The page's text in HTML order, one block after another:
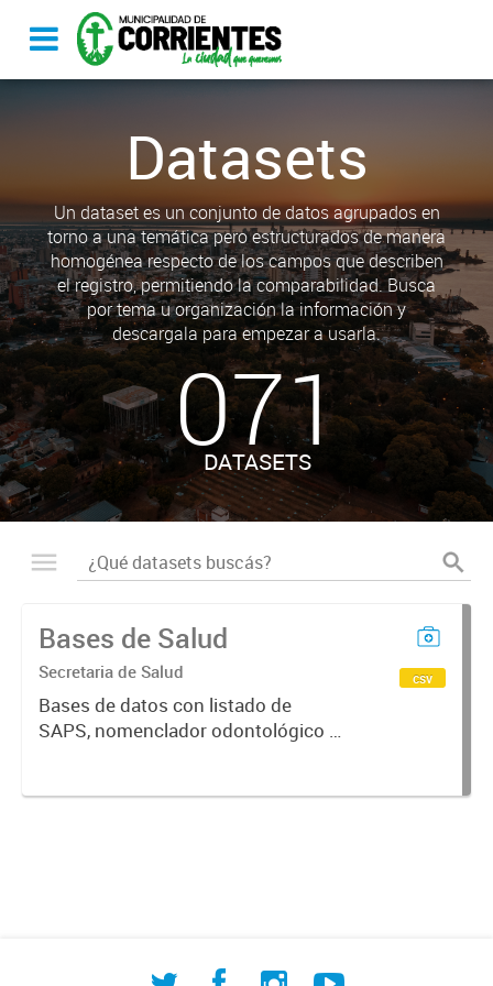
Datasets
Un dataset es un conjunto de datos agrupados en
torno a una temática pero estructurados de manera
homogénea respecto de los campos que describen
el registro, permitiendo la comparabilidad. Busca
por tema u organización la información y
descargala para empezar a usarla.
071
DATASETS
Bases de Salud
Secretaria de Salud
Bases de datos con listado de
SAPS, nomenclador odontológico y
csv